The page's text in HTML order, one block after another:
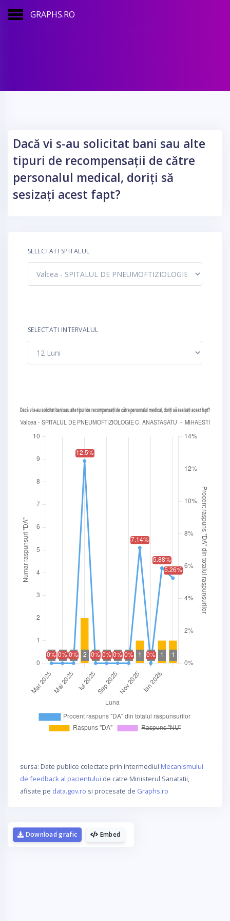
GRAPHS.RO
Dacă vi s-au solicitat bani sau alte
tipuri de recompensații de către
personalul medical, doriți să
sesizați acest fapt?
SELECTATI SPITALUL
SELECTATI INTERVALUL
sursa: Date publice colectate prin intermediul Mecanismului
de feedback al pacientului de catre Ministerul Sanatatii,
afisate pe data.gov.ro si procesate de Graphs.ro
Embed
Download grafic